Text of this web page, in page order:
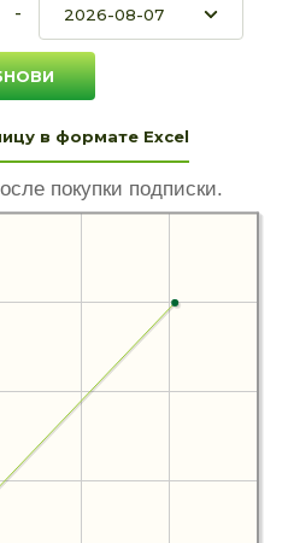
-
в формате Excel
покупки подписки.